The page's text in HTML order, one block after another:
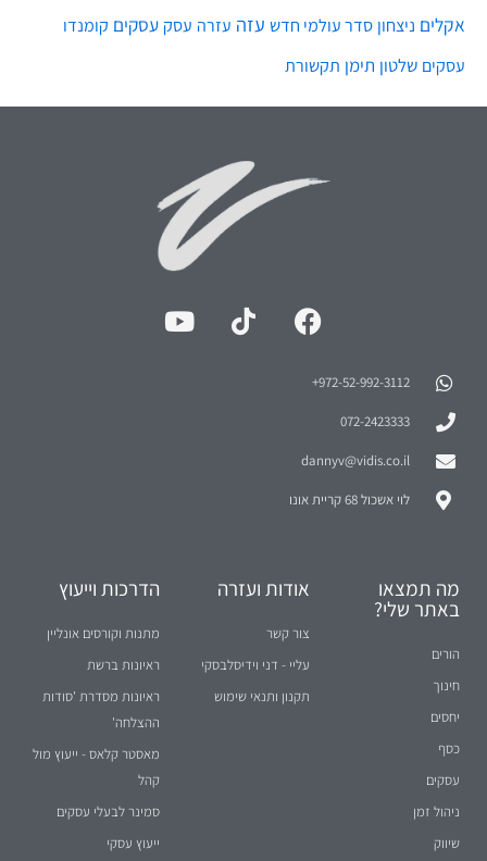
אקלים ניצחון סדר עולמי חדש עזה עזרה עסק עסקים קומנדו
עסקים שלטון תימן תקשורת
972-52-992-3112⁩+
072-2423333
dannyv@vidis.co.il
לוי אשכול 68 קריית אונו
מה תמצאו
באתר שלי?
הורים
חינוך
יחסים
כסף
עסקים
ניהול זמן
שיווק
אודות ועזרה
צור קשר
עליי - דני וידיסלבסקי
תקנון ותנאי שימוש
הדרכות וייעוץ
מתנות וקורסים אונליין
ראיונות ברשת
ראיונות מסדרת 'סודות
ההצלחה'
מאסטר קלאס - ייעוץ מול
קהל
סמינר לבעלי עסקים
ייעוץ עסקי